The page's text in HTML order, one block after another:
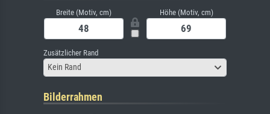
Breite (Motiv, cm) Höhe (Motiv, cm)
Zusätzlicher Rand
Kein Rand
Bilderrahmen